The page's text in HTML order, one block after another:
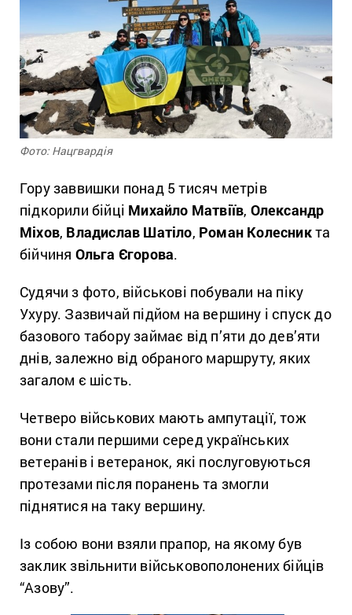
Фото: Нацгвардія
Гору заввишки понад 5 тисяч метрів
підкорили бійці Михайло Матвіїв, Олександр
Міхов, Владислав Шатіло, Роман Колесникта
бійчиня Ольга Єгорова.
Судячи з фото, військові побували на піку
Ухуру. Зазвичай підйом на вершину і спуск до
базового табору займає від п’яти до дев’яти
днів, залежно від обраного маршруту, яких
загалом є шість.
Четверо військових мають ампутації, тож
вони стали першими серед українських
ветеранів і ветеранок, які послуговуються
протезами після поранень та змогли
піднятися на таку вершину.
Із собою вони взяли прапор, на якому був
заклик звільнити військовополонених бійців
“Азову”.